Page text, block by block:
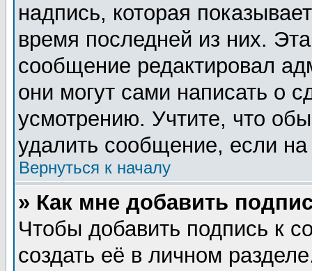
надпись, которая
время последней из них.
сообщение редактировал
они могут сами написать о
усмотрению. Учтите, что
удалить сообщение, если на
Вернуться к началу
» Как мне добавить
Чтобы добавить подпись к
создать её в личном